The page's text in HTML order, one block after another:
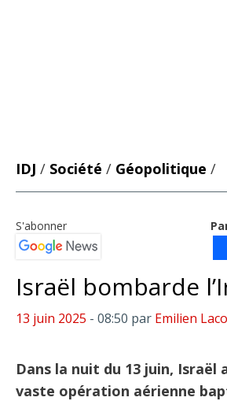
IDJ / Société / Géopolitique /
S'abonner
Israël bombarde
13 juin 2025 - 08:50 par Emilien
Dans la nuit du 13 juin, Israël
vaste opération aérienne